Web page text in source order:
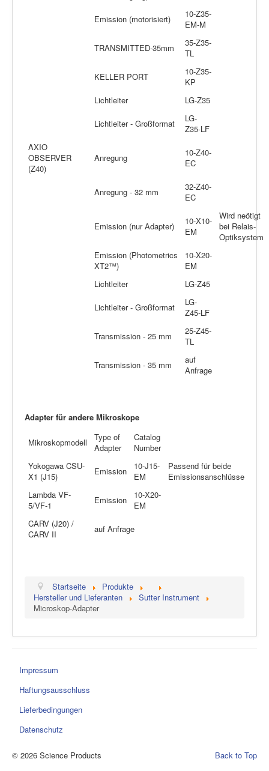
Emission (motorisiert)
10-Z35-
EM-M
TRANSMITTED-35mm
35-Z35-
TL
KELLER PORT
10-Z35-
KP
Lichtleiter
LG-Z35
Lichtleiter - Großformat
LG-
Z35-LF
AXIO
OBSERVER
(Z40)
Anregung
10-Z40-
EC
Anregung - 32 mm
32-Z40-
EC
Emission (nur Adapter)
10-X10-
EM
Wird neötigt
bei Relais-
Optiksystem
Emission (Photometrics
XT2™)
10-X20-
EM
Lichtleiter
LG-Z45
Lichtleiter - Großformat
LG-
Z45-LF
Transmission - 25 mm
25-Z45-
TL
Transmission - 35 mm
auf
Anfrage
Adapter für andere Mikroskope
Mikroskopmodell
Type of
Adapter
Catalog
Number
Yokogawa CSU-
X1 (J15)
Emission
10-J15-
EM
Passend für beide
Emissionsanschlüsse
Lambda VF-
5/VF-1
Emission
10-X20-
EM
CARV (J20) /
CARV II
auf Anfrage
Startseite
Produkte
Hersteller und Lieferanten
Sutter Instrument
Microskop-Adapter
Impressum
Haftungsausschluss
Lieferbedingungen
Datenschutz
Back to Top
© 2026 Science Products